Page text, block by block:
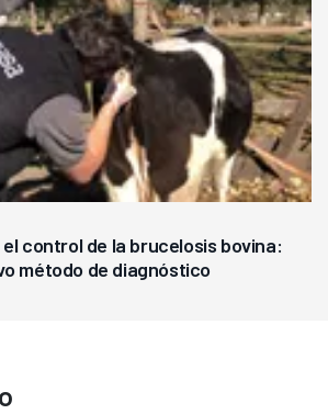
el control de la brucelosis bovina:
método de diagnóstico